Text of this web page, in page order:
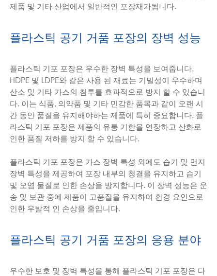
제품 및 기타 산업에서 일반적인 포장재가됩니다.
플라스틱 공기 거품 포장의 장벽 성능
플라스틱 기포 포장은 우수한 장벽 특성을 보여줍니다.
HDPE 및 LDPE와 같은 사용 된 재료는 기밀성이 우수하며
산소 및 기타 가스의 침투를 효과적으로 방지 할 수 있습니
다. 이는 식품, 의약품 및 기타 민감한 품목과 같이 오랜 시
간 동안 품질을 유지해야하는 제품에 특히 중요합니다. 플
라스틱 기포 포장은 제품의 유통 기한을 연장하고 산화로
인한 품질 저하를 방지 할 수 있습니다.
플라스틱 기포 포장은 가스 장벽 특성 외에도 습기 및 먼지
장벽 특성을 제공하여 포장 내부의 청결을 유지하고 습기
및 오염 물질로 인한 손상을 방지합니다. 이 장벽 성능은 운
송 및 보관 중에 제품이 고품질을 유지하여 환경 요인으로
인한 우발적 인 손상을 줄입니다.
플라스틱 공기 거품 포장의 응용 분야
우수한 보호 및 장벽 특성을 통해 플라스틱 기포 포장은 다